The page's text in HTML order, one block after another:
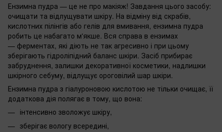
Ензимна пудра — це не про макіяж! Завдання цього засобу:
очищати та відлущувати шкіру. На відміну від скрабів,
кислотних пілінгів або гелів для вмивання, ензимна пудра
робить це набагато м'якше. Вся справа в ензимах
— ферментах, які діють не так агресивно і при цьому
зберігають гідроліпідний баланс шкіри. Засіб прибирає
забруднення, залишки декоративної косметики, надлишки
шкірного себуму, відлущує ороговілий шар шкіри.
Ензимна пудра з гіалуроновою кислотою не тільки очищає, її
додаткова дія полягає в тому, що вона:
інтенсивно зволожує шкіру,
зберігає вологу всередині,